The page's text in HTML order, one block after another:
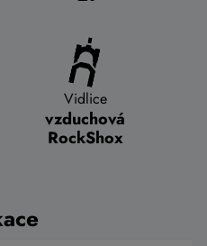
Vidlice
vzduchová
RockShox